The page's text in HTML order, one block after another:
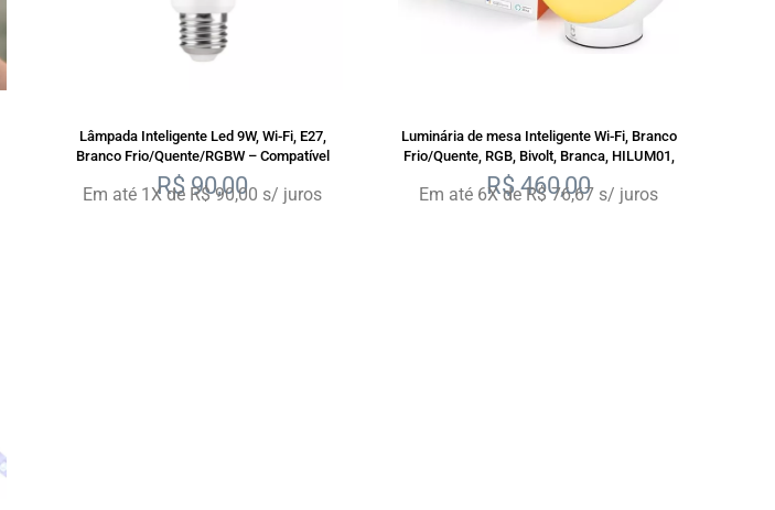
Lâmpada Inteligente Led 9W, Wi-Fi, E27,
Branco Frio/Quente/RGBW – Compatível
com Alexa e Google Assistente Geonav
R$ 90,00
Em até 1X de R$ 90,00 s/ juros
Luminária de mesa Inteligente Wi-Fi, Branco
Frio/Quente, RGB, Bivolt, Branca, HILUM01,
Compatível com Alexa Geonav
R$460,00
Em até 6X de R$ 76,67 s/ juros